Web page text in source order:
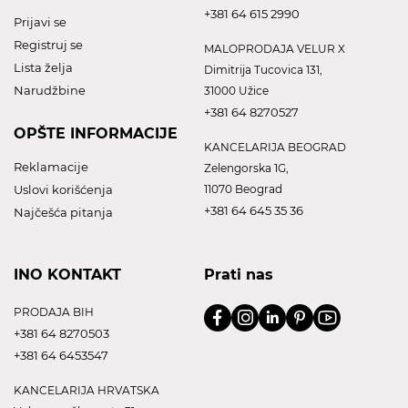
Prijavi se
Registruj se
Lista želja
Narudžbine
OPŠTE INFORMACIJE
Reklamacije
Uslovi korišćenja
Najčešća pitanja
+381 64 615 2990
MALOPRODAJA VELUR X
Dimitrija Tucovica 131,
31000 Užice
+381 64 8270527
KANCELARIJA BEOGRAD
Zelengorska 1G,
11070 Beograd
+381 64 645 35 36
INO KONTAKT
PRODAJA BIH
+381 64 8270503
+381 64 6453547
KANCELARIJA HRVATSKA
Prati nas